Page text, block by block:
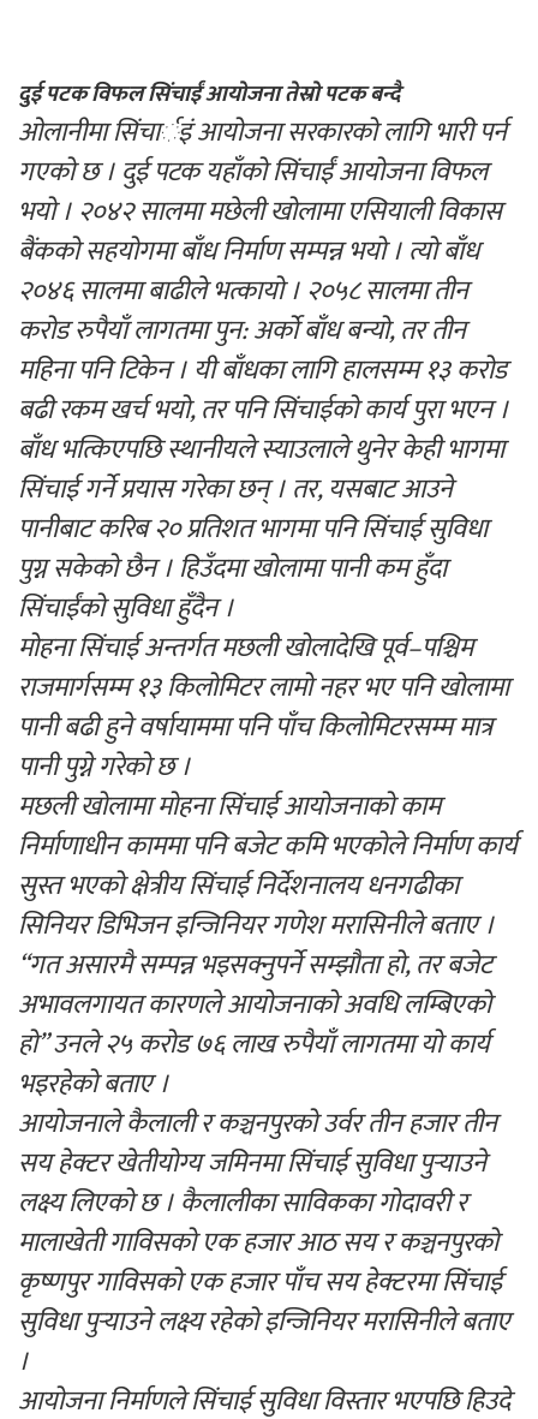
दुई पटक विफल सिंचाईं आयोजना तेस्रो पटक बन्दै
ओलानीमा सिंचार्इं आयोजना सरकारको लागि भारी पर्न
गएको छ । दुई पटक यहाँको सिंचाईं आयोजना विफल
भयो । २०४२ सालमा मछेली खोलामा एसियाली विकास
बैंकको सहयोगमा बाँध निर्माण सम्पन्न भयो । त्यो बाँध
२०४६ सालमा बाढीले भत्कायो । २०५८ सालमा तीन
करोड रुपैयाँ लागतमा पुन: अर्को बाँध बन्यो, तर तीन
महिना पनि टिकेन । यी बाँधका लागि हालसम्म १३ करोड
बढी रकम खर्च भयो, तर पनि सिंचाईको कार्य पुरा भएन ।
बाँध भत्किएपछि स्थानीयले स्याउलाले थुनेर केही भागमा
सिंचाई गर्ने प्रयास गरेका छन् । तर, यसबाट आउने
पानीबाट करिब २० प्रतिशत भागमा पनि सिंचाई सुविधा
पुग्न सकेको छैन । हिउँदमा खोलामा पानी कम हुँदा
सिंचाईंको सुविधा हुँदैन ।
मोहना सिंचाई अन्तर्गत मछली खोलादेखि पूर्व–पश्चिम
राजमार्गसम्म १३ किलोमिटर लामो नहर भए पनि खोलामा
पानी बढी हुने वर्षायाममा पनि पाँच किलोमिटरसम्म मात्र
पानी पुग्ने गरेको छ ।
मछली खोलामा मोहना सिंचाई आयोजनाको काम
निर्माणाधीन काममा पनि बजेट कमि भएकोले निर्माण कार्य
सुस्त भएको क्षेत्रीय सिंचाई निर्देशनालय धनगढीका
सिनियर डिभिजन इन्जिनियर गणेश मरासिनीले बताए ।
“गत असारमै सम्पन्न भइसक्नुपर्ने सम्झौता हो, तर बजेट
अभावलगायत कारणले आयोजनाको अवधि लम्बिएको
हो” उनले २५ करोड ७६ लाख रुपैयाँ लागतमा यो कार्य
भइरहेको बताए ।
आयोजनाले कैलाली र कञ्चनपुरको उर्वर तीन हजार तीन
सय हेक्टर खेतीयोग्य जमिनमा सिंचाई सुविधा पुर्‍याउने
लक्ष्य लिएको छ । कैलालीका साविकका गोदावरी र
मालाखेती गाविसको एक हजार आठ सय र कञ्चनपुरको
कृष्णपुर गाविसको एक हजार पाँच सय हेक्टरमा सिंचाई
सुविधा पुर्‍याउने लक्ष्य रहेको इन्जिनियर मरासिनीले बताए
।
आयोजना निर्माणले सिंचाई सुविधा विस्तार भएपछि हिउदे